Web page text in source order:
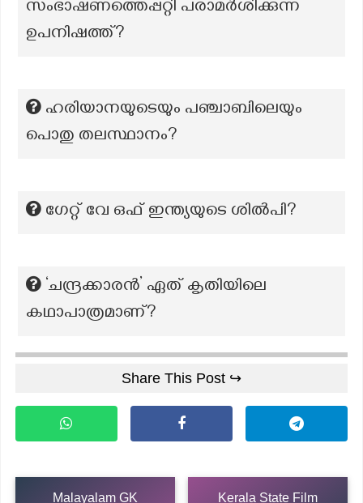
സംഭാഷണത്തെപ്പറ്റി പരാമർശിക്കുന്ന
ഉപനിഷത്ത്?
ഹരിയാനയുടെയും പഞ്ചാബിലെയും
പൊതു തലസ്ഥാനം?
ഗേറ്റ് വേ ഒഫ് ഇന്ത്യയുടെ ശില്‍പി?
‘ചന്ദ്രക്കാരൻ’ ഏത് കൃതിയിലെ
കഥാപാത്രമാണ്?
Share This Post ↪
Malayalam GK Kerala State Film